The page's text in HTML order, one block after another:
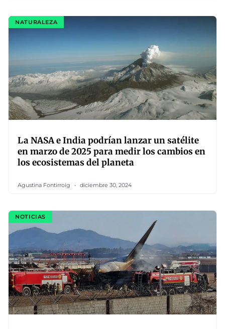
NATURALEZA
La NASA e India podrían lanzar un satélite
en marzo de 2025 para medir los cambios en
los ecosistemas del planeta
Agustina Fontirroig diciembre 30, 2024
NOTICIAS